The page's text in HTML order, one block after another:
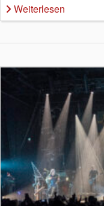
Weiterlesen